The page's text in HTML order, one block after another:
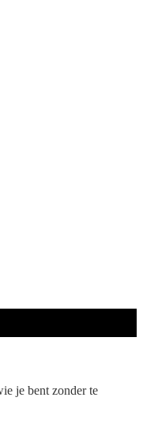
je bent zonder te